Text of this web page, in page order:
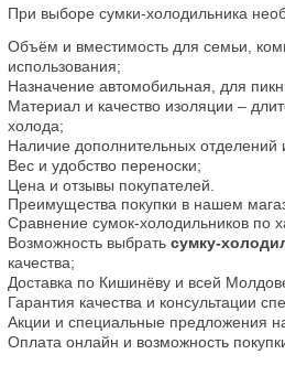
При выборе сумки-холодильника
Объём и вместимость для семьи,
использования;
Назначение автомобильная, для
Материал и качество изоляции –
холода;
Наличие дополнительных отделений
Вес и удобство переноски;
Цена и отзывы покупателей.
Преимущества покупки в нашем
Сравнение сумок-холодильников по
Возможность выбрать сумку-
качества;
Доставка по Кишинёву и всей
Гарантия качества и консультации
Акции и специальные предложения
Оплата онлайн и возможность